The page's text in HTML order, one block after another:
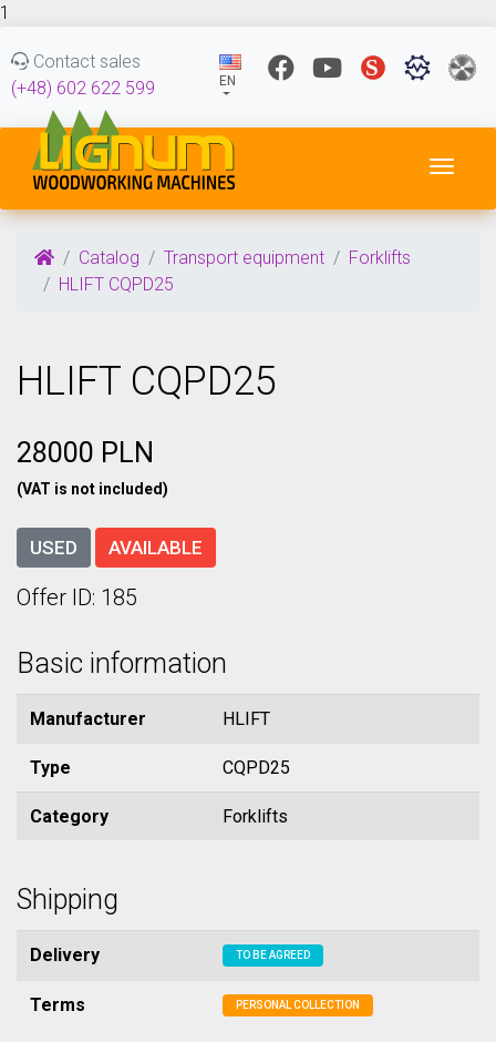
1
Contact sales
(+48) 602 622 599
EN
Catalog Transport equipment
Forklifts
HLIFT CQPD25
HLIFT CQPD25
28000 PLN
(VAT is not included)
USED AVAILABLE
Offer ID: 185
Basic information
Manufacturer HLIFT
Type CQPD25
Category Forklifts
Shipping
Delivery TO BE AGREED
Terms PERSONAL COLLECTION